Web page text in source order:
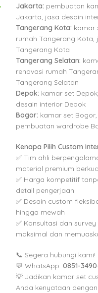
Jakarta: pembuatan
Jakarta, jasa desain
Tangerang Kota: kamar
rumah Tangerang
Tangerang Kota
Tangerang Selatan:
renovasi rumah
Tangerang Selatan
Depok: kamar set
desain interior Depok
Bogor: kamar set
pembuatan wardrobe
Kenapa Pilih Custom
✅ Tim ahli
material premium
✅ Harga kompetitif
detail pengerjaan
✅ Desain custom
hingga mewah
✅ Konsultasi dan
maksimal dan
📞 Segera hubungi kami!
💬 WhatsApp: 0851-
💡 Jadikan kamar set
Anda kenyataan